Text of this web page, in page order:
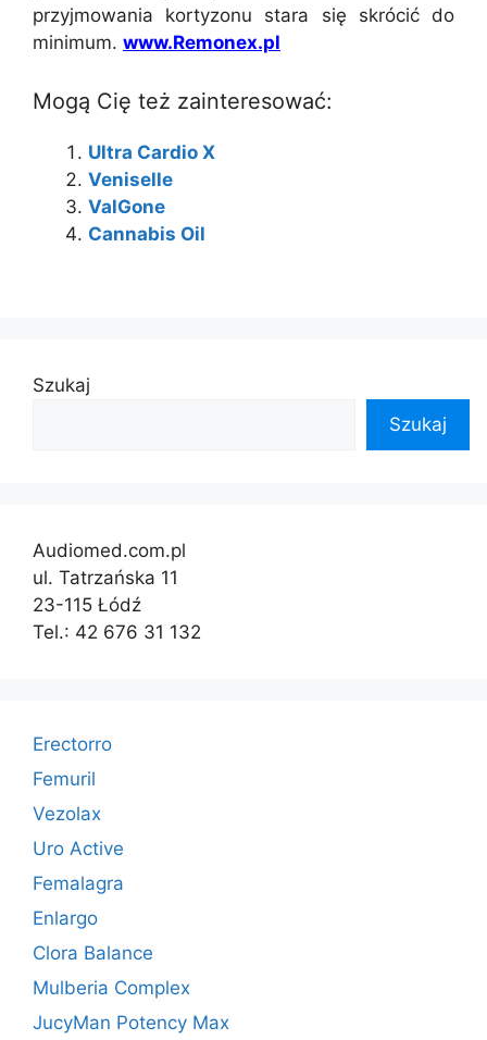
przyjmowania kortyzonu stara się skrócić do
minimum. www.Remonex.pl
Mogą Cię też zainteresować:
Ultra Cardio X
Veniselle
ValGone
Cannabis Oil
Szukaj
Szukaj
Audiomed.com.pl
ul. Tatrzańska 11
23-115 Łódź
Tel.: 42 676 31 132
Erectorro
Femuril
Vezolax
Uro Active
Femalagra
Enlargo
Clora Balance
Mulberia Complex
JucyMan Potency Max